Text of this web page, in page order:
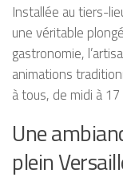
Installée au tiers-
une véritable
gastronomie,
animations
à tous, de midi à 17
Une
plein